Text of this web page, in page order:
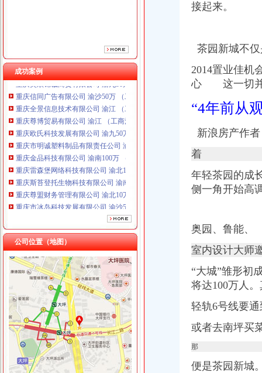
成功案例
重庆奕欣锦诚商贸有限公司 渝九50万 （工商注册）
重庆信同广告有限公司 渝沙50万 （工商注册）
重庆全景信息技术有限公司 渝江 （工商注册）
重庆尊博贸易有限公司 渝江 （工商注册）
重庆欧氏科技发展有限公司 渝九50万 （进出口权）
重庆市明诚塑料制品有限责任公司 渝高100万 （进出口权）
重庆金品科技有限公司 渝南100万 （进出口权）
重庆雷森堡网络科技有限公司 渝北10万 （工商注册）
重庆斯苔登托生物科技有限公司 渝南10万 （工商注册）
重庆尊盟财务管理有限公司 渝北10万 （工商注册）
重庆市冰岛科技发展有限公司 渝沙50万 （进出口权）
重庆奕欣锦诚商贸有限公司 渝九50万 （工商注册）
重庆信同广告有限公司 渝沙50万 （工商注册）
重庆全景信息技术有限公司 渝江 （工商注册）
重庆尊博贸易有限公司 渝江 （工商注册）
重庆欧氏科技发展有限公司 渝九50万 （进出口权）
重庆市明诚塑料制品有限责任公司 渝高100万 （进出口权）
重庆金品科技有限公司 渝南100万 （进出口权）
重庆雷森堡网络科技有限公司 渝北10万 （工商注册）
重庆斯苔登托生物科技有限公司 渝南10万 （工商注册）
重庆尊盟财务管理有限公司 渝北10万 （工商注册）
重庆市冰岛科技发展有限公司 渝沙50万 （进出口权）
公司位置（地图）
茶园新区核名
2017年国家层面出台的主要国土资源新政策都在这个筐里了-新闻频道-
想知道今年三月入住南岸茶园新区廉租房名单有那些人,-租房-房天下
宁德蕉城区三维地图,宁德蕉城区地图,宁德蕉城区电子地图,宁德蕉
江南新城第一大盘,茶园新区,轻轨环绕,读名校,融创欧麓花园城
全省脱贫攻坚“五个一”驻村帮扶先进集体和先进个人名单-四川省人
项目名称：重庆市南岸区茶园新区玉马路1号3栋41-1号房屋-重庆产权
茶园新区名人名品名洋房法兰西庄邸送产权车位总价46万起,重庆南岸
【58同城】茶园新区域名注册_茶园新区域名申请_茶园新区域名交易
茶园新城华丽转身鲁能领袖茶园宜居典范-导购-重庆乐居网
接起来。
茶园新城不
2014置业佳
心 这一切并
“4年前从
新浪房产作
着
年轻茶园的成
侧一角开始高
奥园、鲁能、
室内设计大师
“大城”雏形初
将达100万人。
轻轨6号线要
或者去南坪买
那
便是茶园新城